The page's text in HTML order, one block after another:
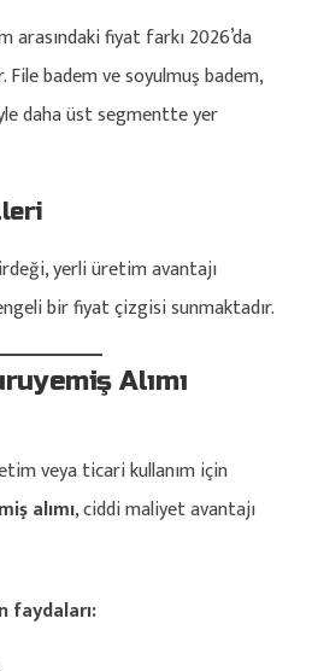
arasındaki fiyat farkı 2026’da
badem ve soyulmuş badem,
daha üst segmentte yer
yerli üretim avantajı
bir fiyat çizgisi sunmaktadır.
Alımı
veya ticari kullanım için
alımı, ciddi maliyet avantajı
faydaları: